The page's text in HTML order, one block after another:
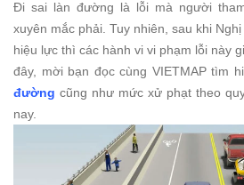
Đi sai làn đường là lỗi mà người
xuyên mắc phải. Tuy nhiên, sau khi
hiệu lực thì các hành vi vi phạm lỗi này
đây, mời bạn đọc cùng VIETMAP tìm
đường cũng như mức xử phạt theo
nay.